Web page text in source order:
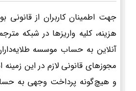
جهت اطمینان کاربران از قانونی
هزینه، کلیه واریزها در شبکه
آنلاین به حساب موسسه
مجوزهای قانونی لازم در این
و هیچ‌گونه پرداخت وجهی به